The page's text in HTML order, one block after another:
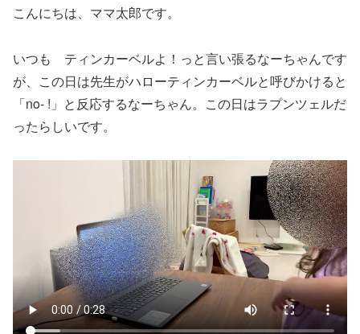
こんにちは、ママ太郎です。
いつも ティンカーベルよ！っと言い張るなーちゃんです
が、この日は先生がハローティンカーベルと呼びかけると
「no- !」と反応するなーちゃん。この日はラプンツェルだ
ったらしいです。